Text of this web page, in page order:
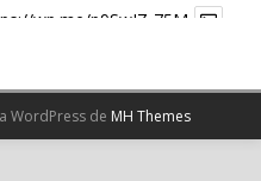
wp.me/p9SwIZ-75M
más
WordPress de MH Themes